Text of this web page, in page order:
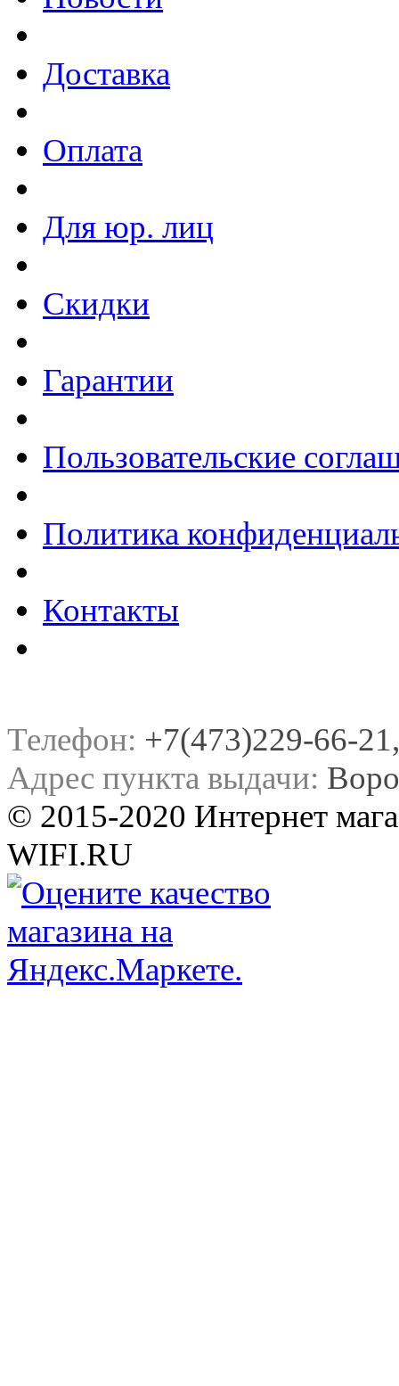
Доставка
Оплата
Для юр. лиц
Скидки
Гарантии
Пользовательские
Политика
Контакты
Телефон: +7(473)229-66-
Адрес пункта выдачи:
© 2015-2020 Интернет
WIFI.RU